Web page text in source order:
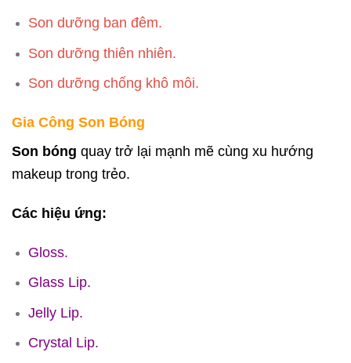
Son dưỡng ban đêm.
Son dưỡng thiên nhiên.
Son dưỡng chống khô môi.
Gia Công Son Bóng
Son bóng quay trở lại mạnh mẽ cùng xu hướng
makeup trong trẻo.
Các hiệu ứng:
Gloss.
Glass Lip.
Jelly Lip.
Crystal Lip.